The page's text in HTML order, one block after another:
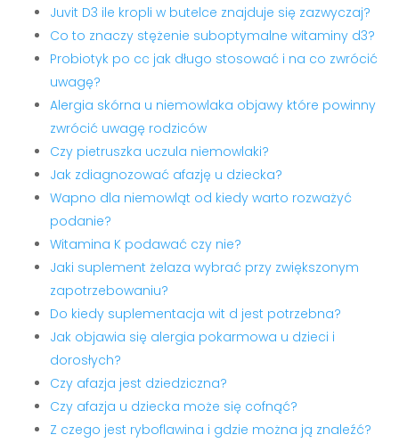
Juvit D3 ile kropli w butelce znajduje się zazwyczaj?
Co to znaczy stężenie suboptymalne witaminy d3?
Probiotyk po cc jak długo stosować i na co zwrócić
uwagę?
Alergia skórna u niemowlaka objawy które powinny
zwrócić uwagę rodziców
Czy pietruszka uczula niemowlaki?
Jak zdiagnozować afazję u dziecka?
Wapno dla niemowląt od kiedy warto rozważyć
podanie?
Witamina K podawać czy nie?
Jaki suplement żelaza wybrać przy zwiększonym
zapotrzebowaniu?
Do kiedy suplementacja wit d jest potrzebna?
Jak objawia się alergia pokarmowa u dzieci i
dorosłych?
Czy afazja jest dziedziczna?
Czy afazja u dziecka może się cofnąć?
Z czego jest ryboflawina i gdzie można ją znaleźć?